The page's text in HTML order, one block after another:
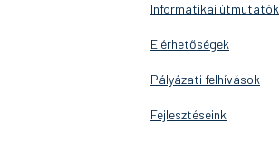
Informatikai útmutatók
Elérhetőségek
Pályázati felhívások
Fejlesztéseink